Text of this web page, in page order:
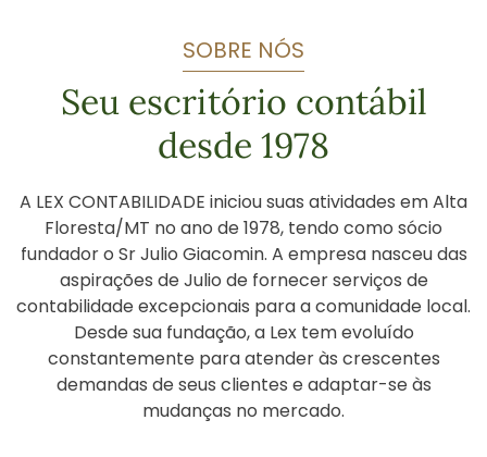
SOBRE NÓS
Seu escritório contábil
desde 1978
A LEX CONTABILIDADE iniciou suas atividades em Alta
Floresta/MT no ano de 1978, tendo como sócio
fundador o Sr Julio Giacomin. A empresa nasceu das
aspirações de Julio de fornecer serviços de
contabilidade excepcionais para a comunidade local.
Desde sua fundação, a Lex tem evoluído
constantemente para atender às crescentes
demandas de seus clientes e adaptar-se às
mudanças no mercado.